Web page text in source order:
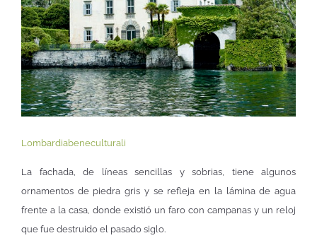
Lombardiabeneculturali
La fachada, de líneas sencillas y sobrias, tiene algunos
ornamentos de piedra gris y se refleja en la lámina de agua
frente a la casa, donde existió un faro con campanas y un reloj
que fue destruido el pasado siglo.